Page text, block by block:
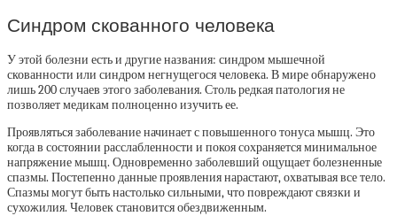
Синдром скованного человека
У этой болезни есть и другие названия: синдром мышечной
скованности или синдром негнущегося человека. В мире обнаружено
лишь 200 случаев этого заболевания. Столь редкая патология не
позволяет медикам полноценно изучить ее.
Проявляться заболевание начинает с повышенного тонуса мышц. Это
когда в состоянии расслабленности и покоя сохраняется минимальное
напряжение мышц. Одновременно заболевший ощущает болезненные
спазмы. Постепенно данные проявления нарастают, охватывая все тело.
Спазмы могут быть настолько сильными, что повреждают связки и
сухожилия. Человек становится обездвиженным.